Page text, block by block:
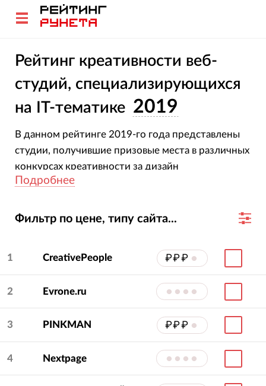
Рейтинг креативности веб-
студий, специализирующихся
на IT-тематике 2019
В данном рейтинге 2019-го года представлены
студии, получившие призовые места в различных
конкурсах креативности за дизайн
разработанных ими сайтов IT-тематики.
Подробнее
Фильтр по цене, типу сайта...
1 CreativePeople ₽₽₽ •
2 Evrone.ru ••••
3 PINKMAN ₽₽₽ •
4 Nextpage ••••